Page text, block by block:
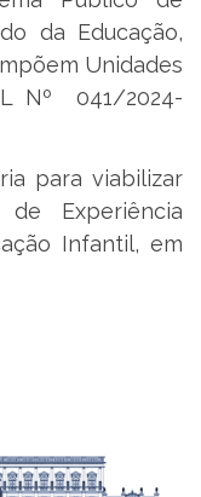
da Educação,
Unidades
Nº 041/2024-
para viabilizar
Experiência
Infantil, em